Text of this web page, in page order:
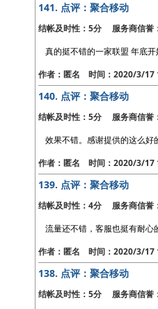
141. 点评：聚合移动
结帐及时性：5分 服务商信
真的挺不错的一家联盟 年底
作者：匿名 时间：2020/3/17
140. 点评：聚合移动
结帐及时性：5分 服务商信
效果不错。感谢提供的这么好
作者：匿名 时间：2020/3/17
139. 点评：聚合移动
结帐及时性：4分 服务商信
流量还不错，客服也挺有耐
作者：匿名 时间：2020/3/17
138. 点评：聚合移动
结帐及时性：5分 服务商信